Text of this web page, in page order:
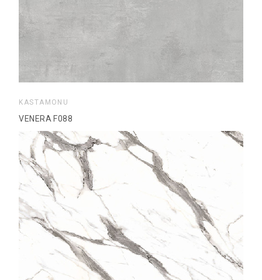
KASTAMONU
VENERA F088